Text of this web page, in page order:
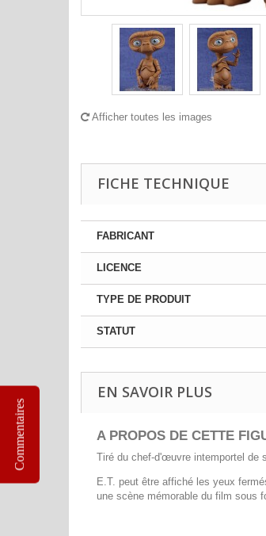
Afficher toutes les images
FICHE TECHNIQUE
FABRICANT
LICENCE
TYPE DE PRODUIT
STATUT
EN SAVOIR PLUS
A PROPOS DE CETTE
Tiré du chef-d'œuvre intemportel de
E.T. peut être affiché les yeux
une scène mémorable du film sous
Commentaires